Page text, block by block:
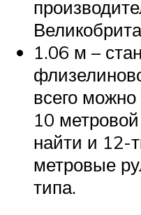
1.06 м –
всего
10
найти и 12-
метровые
типа.